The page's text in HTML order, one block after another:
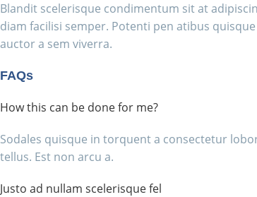
Blandit scelerisque condimentum sit at
diam facilisi semper. Potenti pen atibus
auctor a sem viverra.
FAQs
How this can be done for me?
Sodales quisque in torquent a consectetur
tellus. Est non arcu a.
Justo ad nullam scelerisque fel